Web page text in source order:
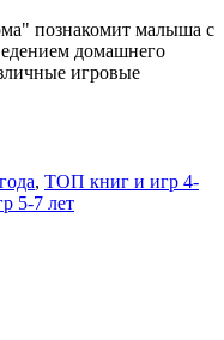
познакомит малыша с
домашнего
игровые
, ТОП книг и игр 4-
5-7 лет